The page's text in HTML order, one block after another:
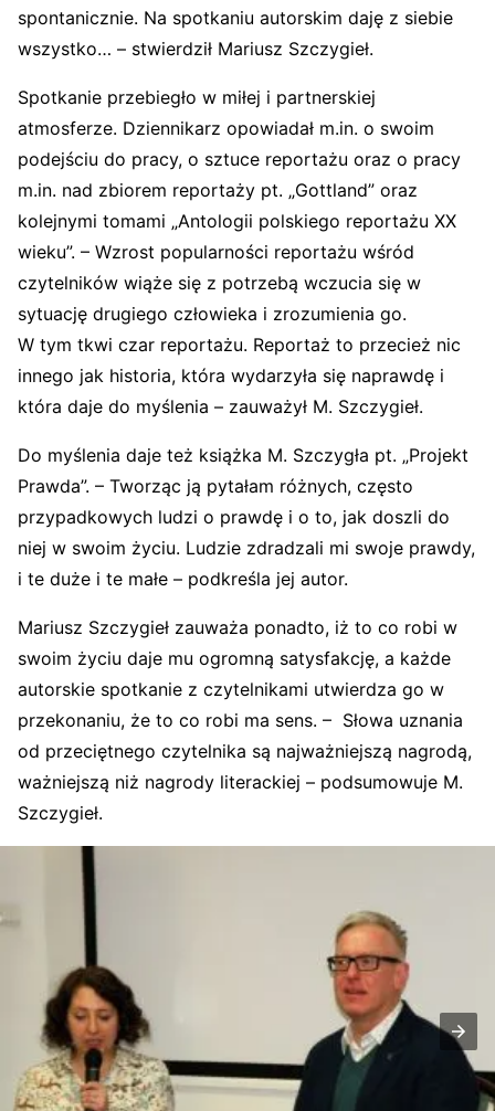
spontanicznie. Na spotkaniu autorskim daję z siebie
wszystko… – stwierdził Mariusz Szczygieł.
Spotkanie przebiegło w miłej i partnerskiej
atmosferze. Dziennikarz opowiadał m.in. o swoim
podejściu do pracy, o sztuce reportażu oraz o pracy
m.in. nad zbiorem reportaży pt. „Gottland” oraz
kolejnymi tomami „Antologii polskiego reportażu XX
wieku”. – Wzrost popularności reportażu wśród
czytelników wiąże się z potrzebą wczucia się w
sytuację drugiego człowieka i zrozumienia go.
W tym tkwi czar reportażu. Reportaż to przecież nic
innego jak historia, która wydarzyła się naprawdę i
która daje do myślenia – zauważył M. Szczygieł.
Do myślenia daje też książka M. Szczygła pt. „Projekt
Prawda”. – Tworząc ją pytałam różnych, często
przypadkowych ludzi o prawdę i o to, jak doszli do
niej w swoim życiu. Ludzie zdradzali mi swoje prawdy,
i te duże i te małe – podkreśla jej autor.
Mariusz Szczygieł zauważa ponadto, iż to co robi w
swoim życiu daje mu ogromną satysfakcję, a każde
autorskie spotkanie z czytelnikami utwierdza go w
przekonaniu, że to co robi ma sens. – Słowa uznania
od przeciętnego czytelnika są najważniejszą nagrodą,
ważniejszą niż nagrody literackiej – podsumowuje M.
Szczygieł.